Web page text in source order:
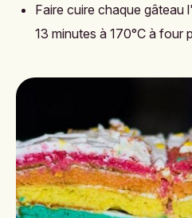
Faire cuire chaque gâteau
13 minutes à 170°C à four